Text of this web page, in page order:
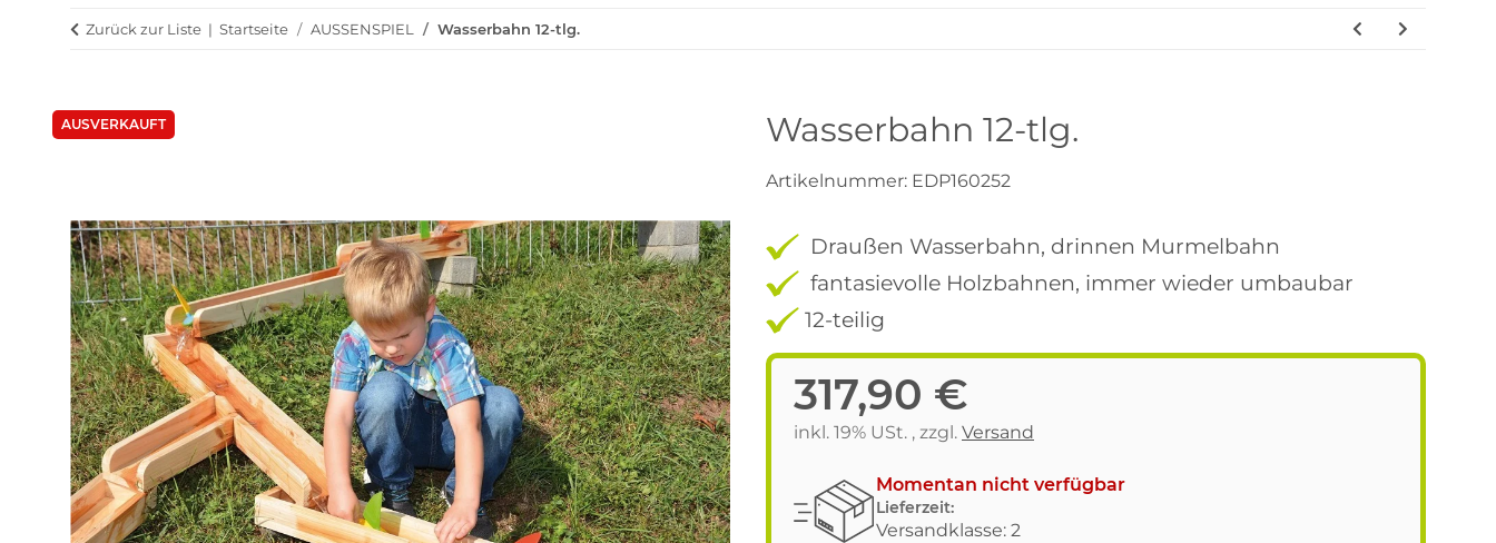
Zurück zur Liste Startseite AUSSENSPIEL Wasserbahn 12-tlg.
AUSVERKAUFT Wasserbahn 12-tlg.
Artikelnummer: EDP160252
Draußen Wasserbahn, drinnen Murmelbahn
fantasievolle Holzbahnen, immer wieder umbaubar
12-teilig
317,90 €
inkl. 19% USt. , zzgl. Versand
Momentan nicht verfügbar
Lieferzeit:
Versandklasse: 2